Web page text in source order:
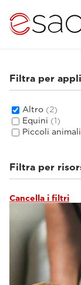
Filtra per
Altro (2)
Equini (1)
Piccoli animali
Filtra per
Cancella i filtri